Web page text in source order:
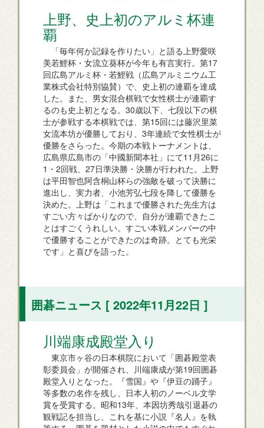
上野、史上初のアルミ杯連
覇
「毎年何か記録を作りたい」と語る上野愛咲
美若鯉杯・女流立葵杯が今年も有言実行。第17
回広島アルミ杯・若鯉戦（広島アルミニウム工
業株式会社特別協賛）で、史上初の連覇を達成
した。また、男女混合棋戦で女性棋士が連覇す
るのも史上初となる。30歳以下、七段以下の棋
士が参戦する本棋戦では、第15回には藤沢里菜
女流本坊が優勝しており、3年連続で女性棋士が
優勝をさらった。今期の本戦トーナメントは、
広島県広島市の「中國新聞本社」にて11月26に
1・2回戦、27日準決勝・決勝が行われた。上野
は平田智也阿含桐山杯らの強敵を破って決勝に
進出し、実力者、小池芳弘七段を降して優勝を
決めた。上野は「これまで優勝された先生方は
すごい方々ばかりなので、自分が連覇できたこ
とはすごくうれしい。すごい本戦メンバーの中
で優勝することができたのは奇跡。とても光栄
です」と喜びを語った。
囲碁ニュース [ 2022年11月22日 ]
川端康成殿堂入り
東京市ヶ谷の日本棋院において「囲碁殿堂表
彰委員会」が開催され、川端康成が第19回囲碁
殿堂入りとなった。『雪国』や『伊豆の踊子』
等多数の名作を残し、日本人初のノーベル文学
賞を受賞する。昭和13年、本因坊秀哉引退碁の
観戦記を担当し、これを基に小説『名人』を執